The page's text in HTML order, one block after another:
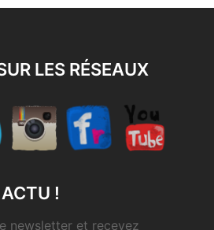
LES RÉSEAUX
!
newsletter et recevez